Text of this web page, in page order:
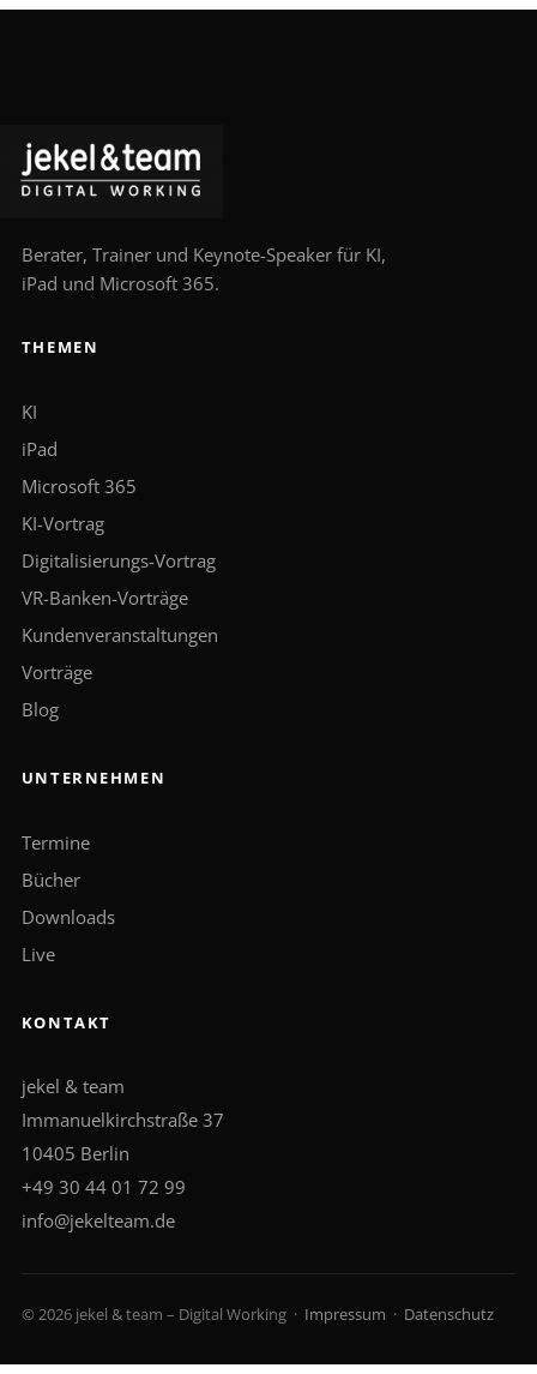
Berater, Trainer und Keynote-Speaker für KI,
iPad und Microsoft 365.
THEMEN
KI
iPad
Microsoft 365
KI-Vortrag
Digitalisierungs-Vortrag
VR-Banken-Vorträge
Kundenveranstaltungen
Vorträge
Blog
UNTERNEHMEN
Termine
Bücher
Downloads
Live
KONTAKT
jekel & team
Immanuelkirchstraße 37
10405 Berlin
+49 30 44 01 72 99
info@jekelteam.de
© 2026 jekel & team – Digital Working · Impressum · Datenschutz